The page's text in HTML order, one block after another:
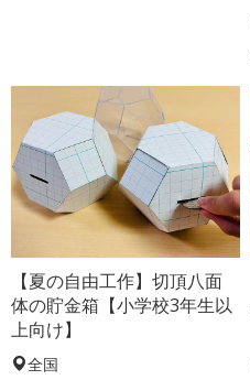
【夏の自由工作】切頂八面
体の貯金箱【小学校3年生以
上向け】
全国